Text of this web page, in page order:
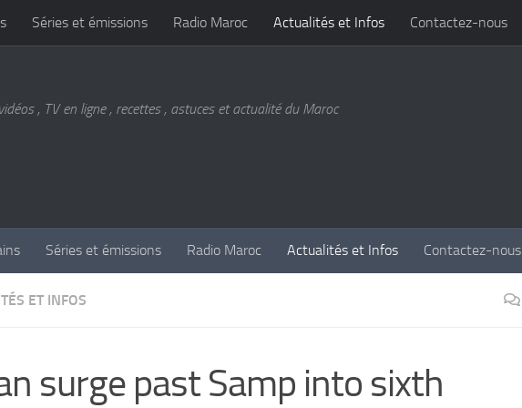
Séries et émissions Radio Maroc Actualités et Infos Contactez-nous
, TV en ligne , recettes , astuces et actualité du Maroc
Séries et émissions Radio Maroc Actualités et Infos Contactez-nous
ET INFOS
surge past Samp into sixth